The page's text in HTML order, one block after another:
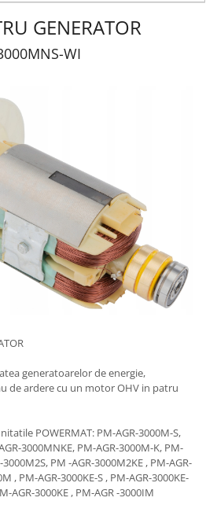
GENERATOR
WI
generatoarelor de energie,
de ardere cu un motor OHV in patru
POWERMAT: PM-AGR-3000M-S,
3000MNKE, PM-AGR-3000M-K, PM-
PM -AGR-3000M2KE , PM-AGR-
, PM-AGR-3000KE-S , PM-AGR-3000KE-
AGR-3000KE , PM-AGR -3000IM